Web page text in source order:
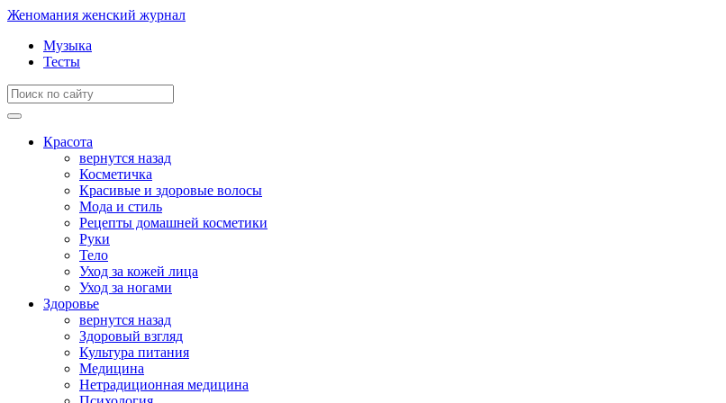
Женомания женский журнал
Музыка
Тесты
Красота
вернутся назад
Косметичка
Красивые и здоровые волосы
Мода и стиль
Рецепты домашней косметики
Руки
Тело
Уход за кожей лица
Уход за ногами
Здоровье
вернутся назад
Здоровый взгляд
Культура питания
Медицина
Нетрадиционная медицина